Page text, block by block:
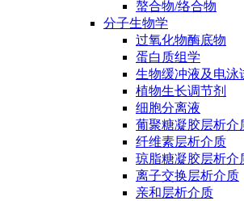
螯合物/络合物
分子生物学
过氧化物酶底物
蛋白质组学
生物缓冲液及电泳
植物生长调节剂
细胞分离液
葡聚糖凝胶层析介
纤维素层析介质
琼脂糖凝胶层析介
离子交换层析介质
亲和层析介质